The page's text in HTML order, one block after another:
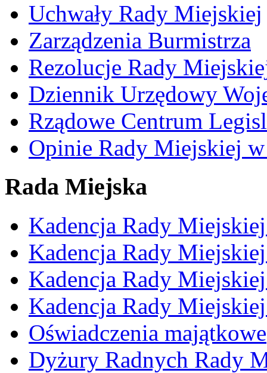
Uchwały Rady Miejskiej
Zarządzenia Burmistrza
Rezolucje Rady
Dziennik Urzędowy
Rządowe Centrum
Opinie Rady Miejskiej w
Rada Miejska
Kadencja Rady
Kadencja Rady
Kadencja Rady
Kadencja Rady
Oświadczenia majątkowe
Dyżury Radnych Rady